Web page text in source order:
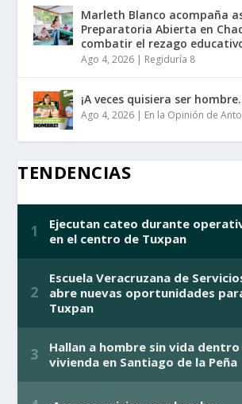
Marleth Blanco acompaña
Preparatoria Abierta en
combatir el rezago
Ago 4, 2026 | Regiduría 8
¡A veces quisiera ser
Ago 4, 2026 | En la Opinión de
TENDENCIAS